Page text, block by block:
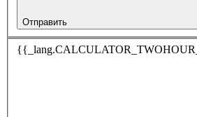
Отправить